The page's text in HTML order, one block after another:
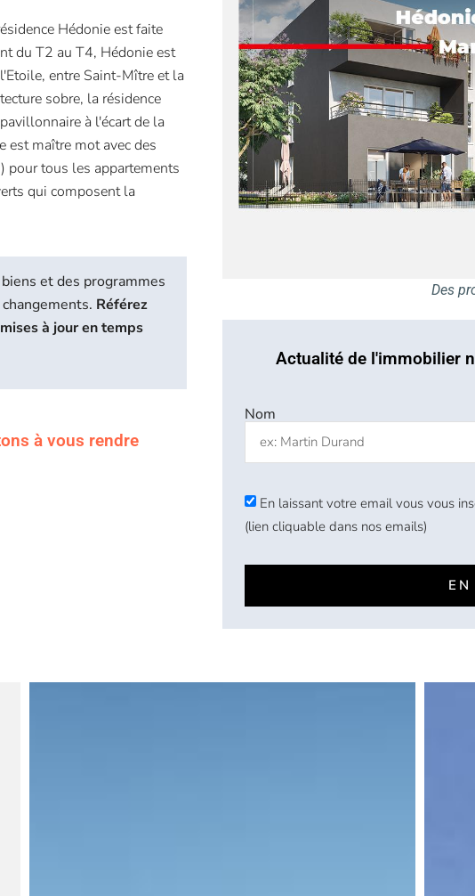
Hédonie est faite
du T2 au T4, Hédonie est
entre Saint-Mître et la
sobre, la résidence
à l'écart de la
est maître mot avec des
pour tous les appartements
qui composent la
et des programmes
Référez
à jour en temps
à vous rendre
Des
Actualité de l'immobilier
Nom
En laissant votre email vous vous
(lien cliquable dans nos emails)